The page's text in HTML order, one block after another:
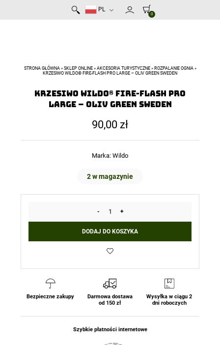
PL
0
STRONA GŁÓWNA» SKLEP ONLINE» AKCESORIA TURYSTYCZNE» ROZPALANIE OGNIA»
KRZESIWO WILDO® FIRE-FLASH PRO LARGE – OLIV GREEN SWEDEN
Krzesiwo Wildo® Fire-Flash Pro
Large – Oliv Green Sweden
90,00 zł
Marka: Wildo
2 w magazynie
-
ilość
Wildo®
Flash
-
Oliv
Green
+
DODAJ DO KOSZYKA
Bezpieczne zakupy
Darmowa dostawa
od 150 zł
Wysyłka w ciągu 2
dni roboczych
Szybkie płatności internetowe